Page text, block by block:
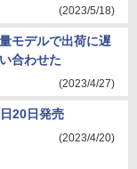
(2023/5/18)
モデルで出荷に遅
合わせた
(2023/4/27)
20日発売
(2023/4/20)